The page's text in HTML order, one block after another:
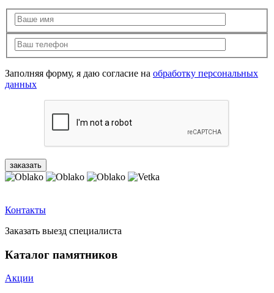
Заполняя форму, я даю согласие на обработку персональных
данных
Контакты
Заказать выезд специалиста
Каталог памятников
Акции